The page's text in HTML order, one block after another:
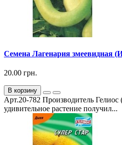
Семена Лагенария змеевидная
20.00 грн.
В корзину
Арт.20-782 Производитель
удивительное растение получил...